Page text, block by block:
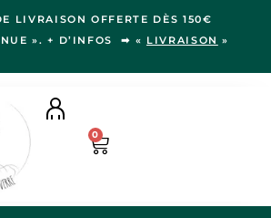
LIVRAISON OFFERTE DÈS 150€
». + D’INFOS ➡ « LIVRAISON »
0